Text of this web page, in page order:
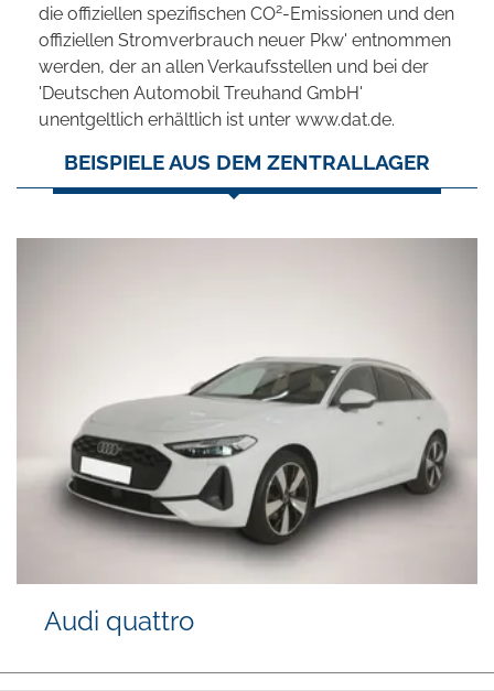
die offiziellen spezifischen CO2-Emissionen und den
offiziellen Stromverbrauch neuer Pkw' entnommen
werden, der an allen Verkaufsstellen und bei der
'Deutschen Automobil Treuhand GmbH'
unentgeltlich erhältlich ist unter www.dat.de.
BEISPIELE AUS DEM ZENTRALLAGER
Audi quattro